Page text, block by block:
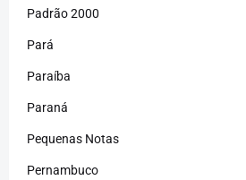
Padrão 2000
Pará
Paraíba
Paraná
Pequenas Notas
Pernambuco